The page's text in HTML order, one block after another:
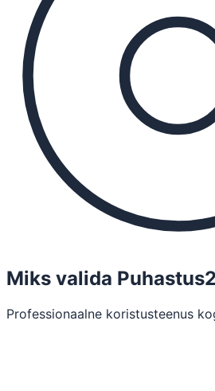
Miks valida
Professionaalne koristusteenus